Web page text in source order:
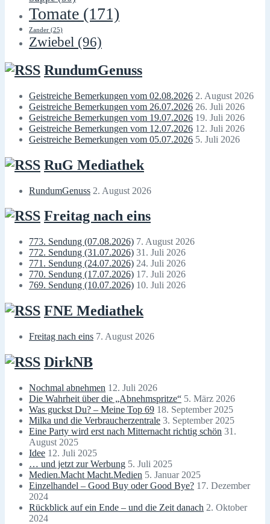
Tomate (171)
Zander (25)
Zwiebel (96)
RundumGenuss
Geistreiche Bemerkungen vom 02.08.2026 2. August 2026
Geistreiche Bemerkungen vom 26.07.2026 26. Juli 2026
Geistreiche Bemerkungen vom 19.07.2026 19. Juli 2026
Geistreiche Bemerkungen vom 12.07.2026 12. Juli 2026
Geistreiche Bemerkungen vom 05.07.2026 5. Juli 2026
RuG Mediathek
RundumGenuss 2. August 2026
Freitag nach eins
773. Sendung (07.08.2026) 7. August 2026
772. Sendung (31.07.2026) 31. Juli 2026
771. Sendung (24.07.2026) 24. Juli 2026
770. Sendung (17.07.2026) 17. Juli 2026
769. Sendung (10.07.2026) 10. Juli 2026
FNE Mediathek
Freitag nach eins 7. August 2026
DirkNB
Nochmal abnehmen 12. Juli 2026
Die Wahrheit über die „Abnehmspritze“ 5. März 2026
Was guckst Du? – Meine Top 69 18. September 2025
Milka und die Verbraucherzentrale 3. September 2025
Eine Party wird erst nach Mitternacht richtig schön 31.
August 2025
Idee 12. Juli 2025
… und jetzt zur Werbung 5. Juli 2025
Medien.Macht Macht.Medien 5. Januar 2025
Einzelhandel – Good Buy oder Good Bye? 17. Dezember
2024
Rückblick auf ein Ende – und die Zeit danach 2. Oktober
2024